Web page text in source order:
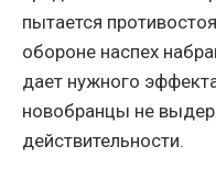
пытается
обороне наспех
дает нужного
новобранцы не
действительности.